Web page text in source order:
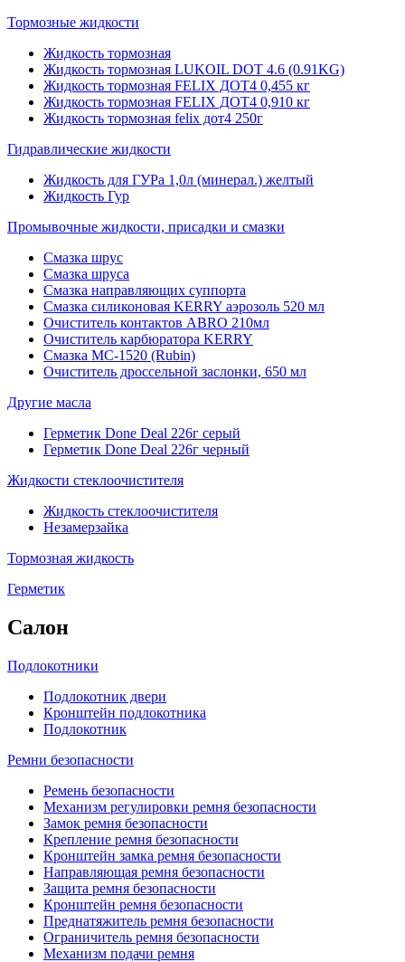
Тормозные жидкости
Жидкость тормозная
Жидкость тормозная LUKOIL DOT 4.6 (0.91KG)
Жидкость тормозная FELIX ДОТ4 0,455 кг
Жидкость тормозная FELIX ДОТ4 0,910 кг
Жидкость тормозная felix дот4 250г
Гидравлические жидкости
Жидкость для ГУРа 1,0л (минерал.) желтый
Жидкость Гур
Промывочные жидкости, присадки и смазки
Смазка шрус
Смазка шруса
Смазка направляющих суппорта
Смазка силиконовая KERRY аэрозоль 520 мл
Очиститель контактов ABRO 210мл
Очиститель карбюратора KERRY
Смазка МС-1520 (Rubin)
Очиститель дроссельной заслонки, 650 мл
Другие масла
Герметик Done Deal 226г серый
Герметик Done Deal 226г черный
Жидкости стеклоочистителя
Жидкость стеклоочистителя
Незамерзайка
Тормозная жидкость
Герметик
Салон
Подлокотники
Подлокотник двери
Кронштейн подлокотника
Подлокотник
Ремни безопасности
Ремень безопасности
Механизм регулировки ремня безопасности
Замок ремня безопасности
Крепление ремня безопасности
Кронштейн замка ремня безопасности
Направляющая ремня безопасности
Защита ремня безопасности
Кронштейн ремня безопасности
Преднатяжитель ремня безопасности
Ограничитель ремня безопасности
Механизм подачи ремня